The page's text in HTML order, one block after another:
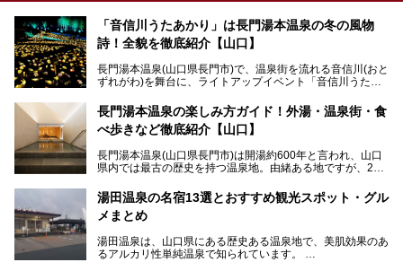
「音信川うたあかり」は長門湯本温泉の冬の風物
詩！全貌を徹底紹介【山口】
長門湯本温泉(山口県長門市)で、温泉街を流れる音信川(おと
ずれがわ)を舞台に、ライトアップイベント「音信川うたあ
～3月3日(日)。詩のナレーションや音楽に合わせた幻想的な
光の演出や、地元児童生徒が製作した作品などを設置。温泉
街を一段と輝かせてくれます。
今回は筆者自ら「音信川うたあかり2024」を体験し、その
全貌を徹底紹介。また同時期に開催されている「湯道展in長
長門湯本温泉の楽しみ方ガイド！外湯・温泉街・食
べ歩きなど徹底紹介【山口】
長門湯本温泉(山口県長門市)は開湯約600年と言われ、山口
県内では最古の歴史を持つ温泉地。由緒ある地ですが、202
生まれ変わりました。
今回は、外湯(日帰り入浴施設)である「恩湯」をはじめ、温
紹介。また、アクセスの注意点も併せてご紹介します！
湯田温泉の名宿13選とおすすめ観光スポット・グル
メまとめ
湯田温泉は、山口県にある歴史ある温泉地で、美肌効果のあ
るアルカリ性単純温泉で知られています。